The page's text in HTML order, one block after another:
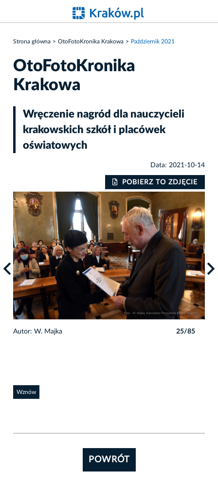
Strona główna OtoFotoKronika Krakowa Październik 2021
OtoFotoKronika
Krakowa
Wręczenie nagród dla nauczycieli
krakowskich szkół i placówek
oświatowych
Data: 2021-10-14
POBIERZ TO ZDJĘCIE
Autor: W. Majka 25/85
Wznów
POWRÓT